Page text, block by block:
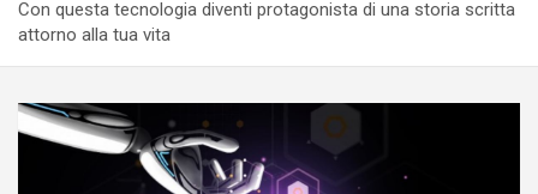
Con questa tecnologia diventi protagonista di una storia scritta
attorno alla tua vita